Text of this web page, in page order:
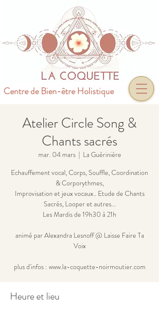
Centre de Bien-être Holistique
Atelier Circle Song &
Chants sacrés
mar. 04 mars
  |
La Guérinière
Echauffement vocal, Corps, Souffle, Coordination
& Corporythmes,
Improvisation et jeux vocaux.. Etude de Chants
Sacrés, Looper et autres...
Les Mardis de 19h30 à 21h
animé par Alexandra Lesnoff @ Laisse Faire Ta
Voix
plus d'infos : www.la-coquette-noirmoutier.com
Heure et lieu